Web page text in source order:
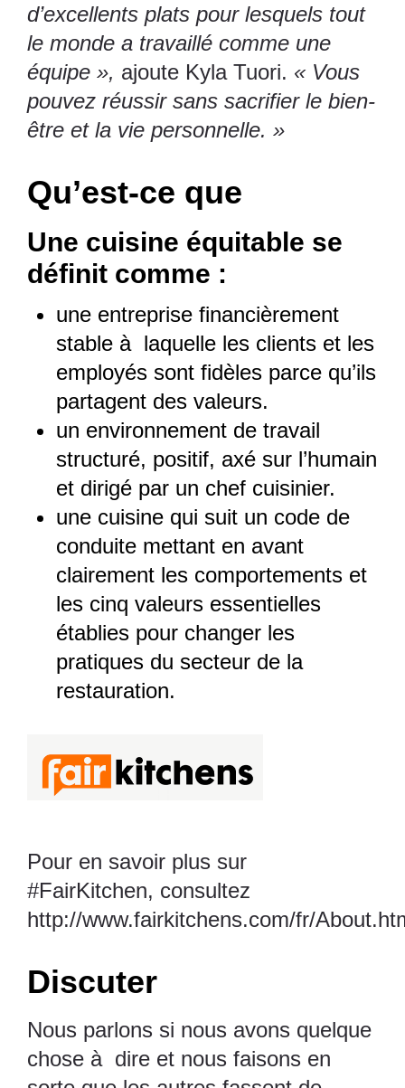
d’excellents plats pour lesquels tout
le monde a travaillé comme une
équipe », ajoute Kyla Tuori. « Vous
pouvez réussir sans sacrifier le bien-
être et la vie personnelle. »
Qu’est-ce que
Une cuisine équitable se
définit comme :
une entreprise financièrement
stable à laquelle les clients et les
employés sont fidèles parce qu’ils
partagent des valeurs.
un environnement de travail
structuré, positif, axé sur l’humain
et dirigé par un chef cuisinier.
une cuisine qui suit un code de
conduite mettant en avant
clairement les comportements et
les cinq valeurs essentielles
établies pour changer les
pratiques du secteur de la
restauration.
Pour en savoir plus sur
#FairKitchen, consultez
http://www.fairkitchens.com/fr/
Discuter
Nous parlons si nous avons quelque
chose à dire et nous faisons en